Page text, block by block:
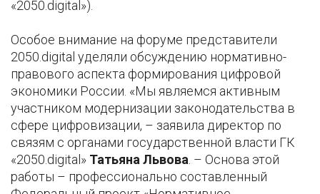
«2050.digital»).
Особое внимание на форуме представители
2050.digital уделяли обсуждению нормативно-
правового аспекта формирования цифровой
экономики России. «Мы являемся активным
участником модернизации законодательства в
сфере цифровизации, – заявила директор по
связям с органами государственной власти ГК
«2050.digital» Татьяна Львова. – Основа этой
работы – профессионально составленный